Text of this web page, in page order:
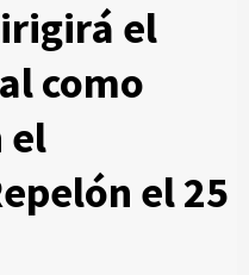
el
como
el
el 25